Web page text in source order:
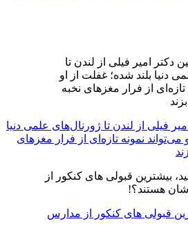
فیلی از لندن تا ژورنال‌های علمی دنیا
می‌تواند نمونه تازه‌ای از فرار مغزهای
قبولی های کنکور از مدارس